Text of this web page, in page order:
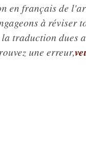
en français de
à réviser
traduction dues
une erreur,